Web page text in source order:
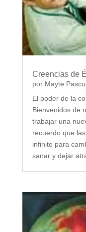
Creencias de
por Mayte
El poder de la
Bienvenidos de
trabajar una
recuerdo que
infinito para
sanar y dejar